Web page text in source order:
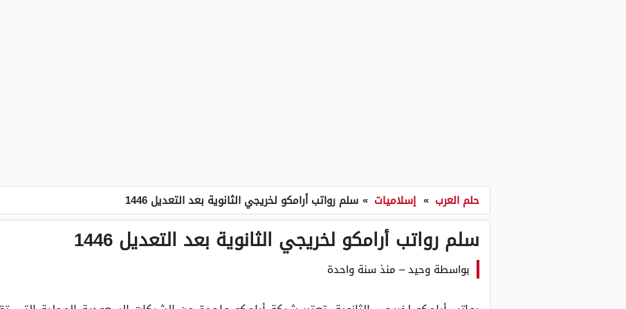
حلم العرب » إسلاميات » سلم رواتب أرامكو لخريجي الثانوية بعد التعديل 1446
سلم رواتب أرامكو لخريجي الثانوية بعد التعديل 1446
بواسطة وحيد– منذ سنة واحدة